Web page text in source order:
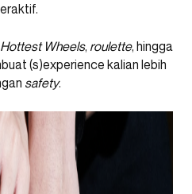
Wheels, roulette, hingga
(s)experience kalian lebih
safety.